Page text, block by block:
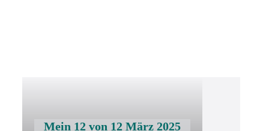
Mein 12 von 12 März 2025